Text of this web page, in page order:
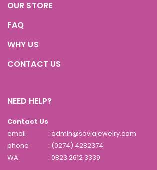
OUR STORE
FAQ
WHY US
CONTACT US
NEED HELP?
Contact Us
email
: admin@soviajewelry.com
phone
: (0274) 4282374
WA
: 0823 2612 3339